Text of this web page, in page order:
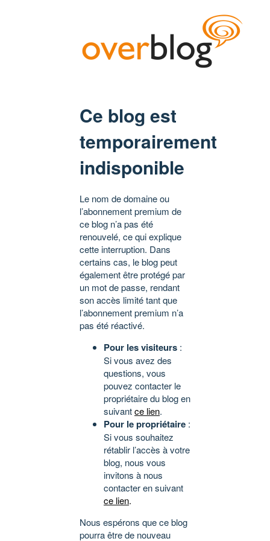
Ce blog est
temporairement
indisponible
Le nom de domaine ou
l’abonnement premium de
ce blog n’a pas été
renouvelé, ce qui explique
cette interruption. Dans
certains cas, le blog peut
également être protégé par
un mot de passe, rendant
son accès limité tant que
l’abonnement premium n’a
pas été réactivé.
Pour les visiteurs :
Si vous avez des
questions, vous
pouvez contacter le
propriétaire du blog en
suivantce lien.
Pour le propriétaire :
Si vous souhaitez
rétablir l’accès à votre
blog, nous vous
invitons à nous
contacter en suivant
ce lien.
Nous espérons que ce blog
pourra être de nouveau